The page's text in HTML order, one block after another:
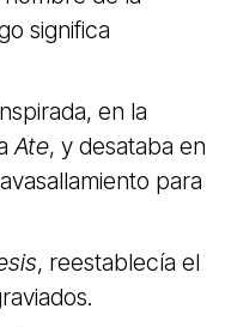
significa
en la
Ate, y desataba en
para
, reestablecía el